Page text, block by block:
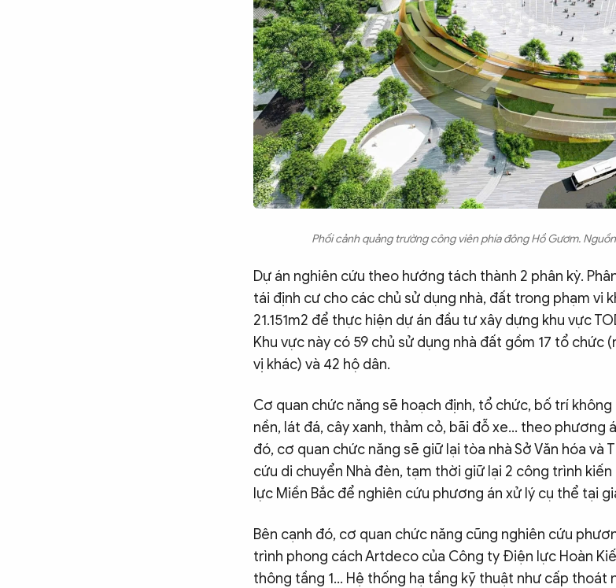
Phối cảnh quảng trường công viên phía đông Hồ Gươm.
Dự án nghiên cứu theo hướng tách thành 2 phân kỳ.
tái định cư cho các chủ sử dụng nhà, đất trong phạm vi
21.151m2 để thực hiện dự án đầu tư xây dựng khu vực
Khu vực này có 59 chủ sử dụng nhà đất gồm 17 tổ chức
vị khác) và 42 hộ dân.
Cơ quan chức năng sẽ hoạch định, tổ chức, bố trí
nền, lát đá, cây xanh, thảm cỏ, bãi đỗ xe… theo phương
đó, cơ quan chức năng sẽ giữ lại tòa nhà Sở Văn hóa và
cứu di chuyển Nhà đèn, tạm thời giữ lại 2 công trình
lực Miền Bắc để nghiên cứu phương án xử lý cụ thể tại
Bên cạnh đó, cơ quan chức năng cũng nghiên cứu
trình phong cách Artdeco của Công ty Điện lực Hoàn
thông tầng 1… Hệ thống hạ tầng kỹ thuật như cấp thoát